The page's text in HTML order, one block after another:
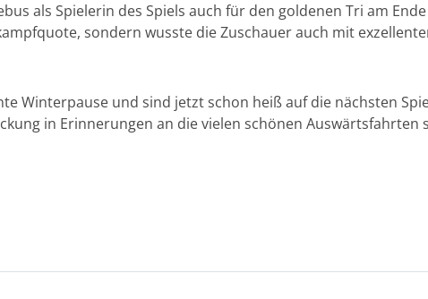
als Spielerin des Spiels auch für den goldenen Tri am Ende
sondern wusste die Zuschauer auch mit
Winterpause und sind jetzt schon heiß auf die nächsten
in Erinnerungen an die vielen schönen Auswärtsfahrten